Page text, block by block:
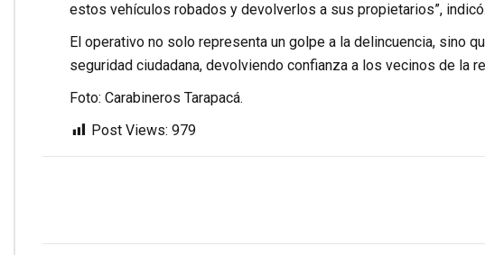
estos vehículos robados y devolverlos a sus propietarios”, indicó.
El operativo no solo representa un golpe a la delincuencia, sino
seguridad ciudadana, devolviendo confianza a los vecinos de la
Foto: Carabineros Tarapacá.
Post Views: 979